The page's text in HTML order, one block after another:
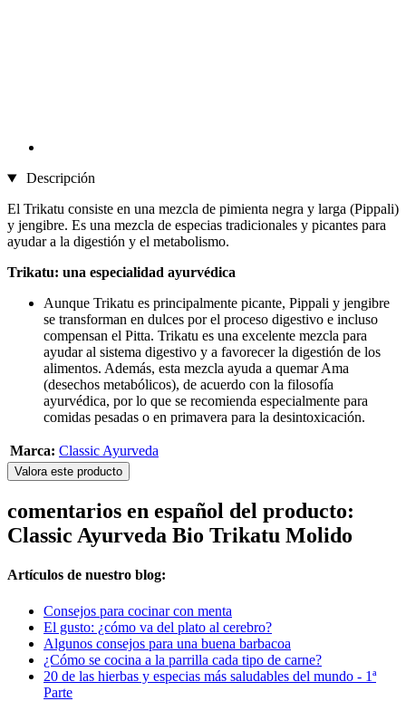
Descripción
El Trikatu consiste en una mezcla de pimienta negra y larga (Pippali)
y jengibre. Es una mezcla de especias tradicionales y picantes para
ayudar a la digestión y el metabolismo.
Trikatu: una especialidad ayurvédica
Aunque Trikatu es principalmente picante, Pippali y jengibre
se transforman en dulces por el proceso digestivo e incluso
compensan el Pitta. Trikatu es una excelente mezcla para
ayudar al sistema digestivo y a favorecer la digestión de los
alimentos. Además, esta mezcla ayuda a quemar Ama
(desechos metabólicos), de acuerdo con la filosofía
ayurvédica, por lo que se recomienda especialmente para
comidas pesadas o en primavera para la desintoxicación.
Marca: Classic Ayurveda
Valora este producto
comentarios en español del producto:
Classic Ayurveda Bio Trikatu Molido
Artículos de nuestro blog:
Consejos para cocinar con menta
El gusto: ¿cómo va del plato al cerebro?
Algunos consejos para una buena barbacoa
¿Cómo se cocina a la parrilla cada tipo de carne?
20 de las hierbas y especias más saludables del mundo - 1ª
Parte